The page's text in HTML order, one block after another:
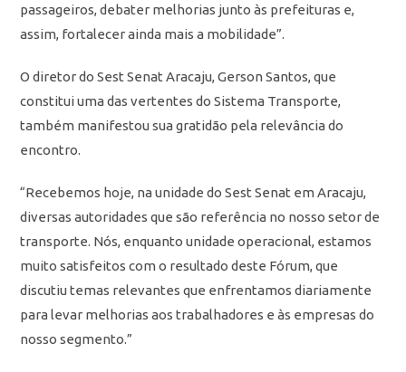
passageiros, debater melhorias junto às prefeituras e,
assim, fortalecer ainda mais a mobilidade”.
O diretor do Sest Senat Aracaju, Gerson Santos, que
constitui uma das vertentes do Sistema Transporte,
também manifestou sua gratidão pela relevância do
encontro.
“Recebemos hoje, na unidade do Sest Senat em Aracaju,
diversas autoridades que são referência no nosso setor de
transporte. Nós, enquanto unidade operacional, estamos
muito satisfeitos com o resultado deste Fórum, que
discutiu temas relevantes que enfrentamos diariamente
para levar melhorias aos trabalhadores e às empresas do
nosso segmento.”